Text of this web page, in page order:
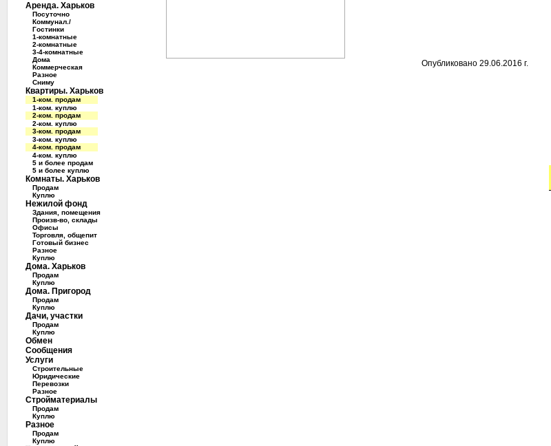
Аренда. Харьков
Посуточно
Коммунал./
Гостинки
1-комнатные
2-комнатные
3-4-комнатные
Дома
Коммерческая
Разное
Сниму
Квартиры. Харьков
1-ком. продам
1-ком. куплю
2-ком. продам
2-ком. куплю
3-ком. продам
3-ком. куплю
4-ком. продам
4-ком. куплю
5 и более продам
5 и более куплю
Комнаты. Харьков
Продам
Куплю
Нежилой фонд
Здания, помещения
Произв-во, склады
Офисы
Торговля, общепит
Готовый бизнес
Разное
Куплю
Дома. Харьков
Продам
Куплю
Дома. Пригород
Продам
Куплю
Дачи, участки
Продам
Куплю
Обмен
Сообщения
Услуги
Строительные
Юридические
Перевозки
Разное
Стройматериалы
Продам
Куплю
Разное
Продам
Куплю
Опубликовано 29.06.2016 г.